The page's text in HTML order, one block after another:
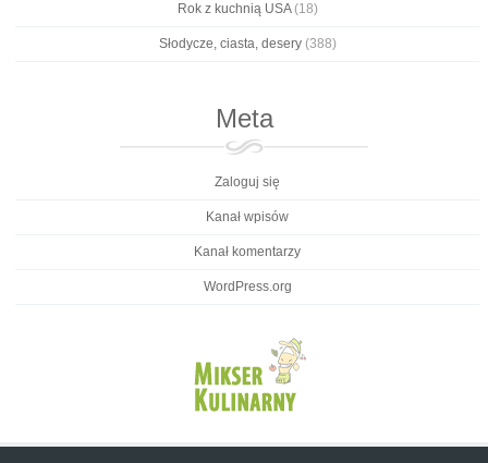
Rok z kuchnią USA(18)
Słodycze, ciasta, desery(388)
Meta
Zaloguj się
Kanał wpisów
Kanał komentarzy
WordPress.org